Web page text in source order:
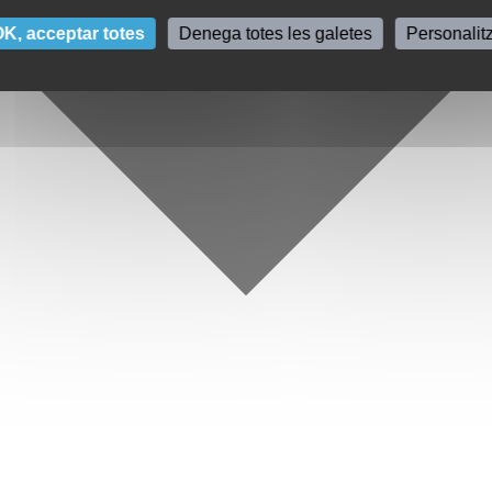
acceptar totes Denega totes les galetes